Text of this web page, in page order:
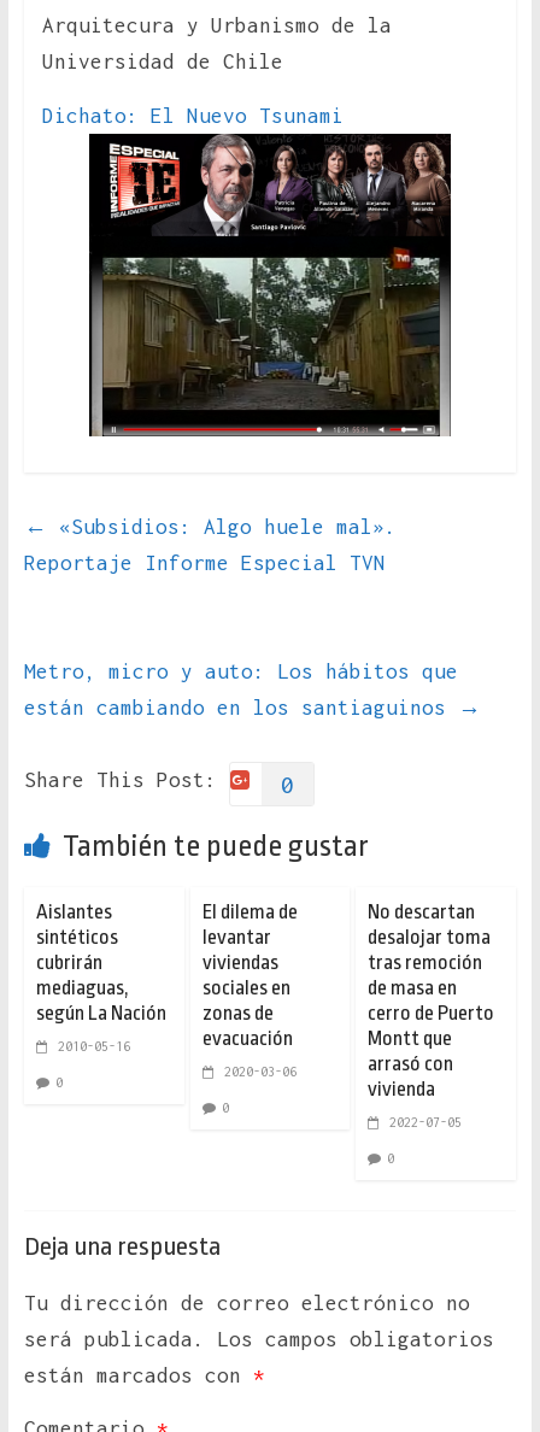
Arquitecura y Urbanismo de la
Universidad de Chile
Dichato: El Nuevo Tsunami
←
«Subsidios: Algo huele mal».
Reportaje Informe Especial TVN
Metro, micro y auto: Los hábitos que
están cambiando en los santiaguinos
→
Share This Post: 0
También te puede gustar
Aislantes
sintéticos
cubrirán
mediaguas,
según La Nación
2010-05-16
0
El dilema de
levantar
viviendas
sociales en
zonas de
evacuación
2020-03-06
0
No descartan
desalojar toma
tras remoción
de masa en
cerro de Puerto
Montt que
arrasó con
vivienda
2022-07-05
0
Deja una respuesta
Tu dirección de correo electrónico no
será publicada.
Los campos obligatorios
están marcados con *